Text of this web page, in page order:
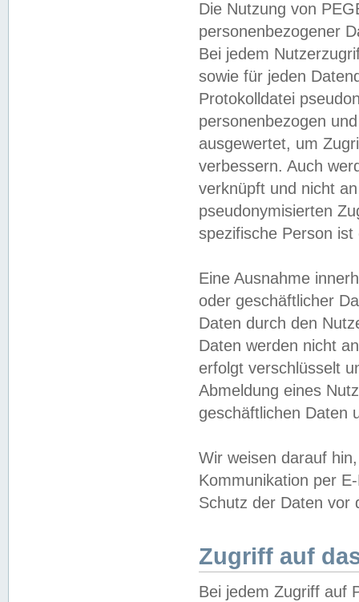
Die Nutzung von
personenbezogener
Bei jedem
sowie für jeden
Protokolldatei
personenbezogen
ausgewertet, um
verbessern. Auch
verknüpft und nicht
pseudonymisierten
spezifische Person
Eine Ausnahme
oder geschäftlicher
Daten durch den
Daten werden nicht
erfolgt verschlüsselt
Abmeldung eines
geschäftlichen Daten
Wir weisen darauf
Kommunikation per
Schutz der Daten vor
Zugriff auf
Bei jedem Zugriff auf